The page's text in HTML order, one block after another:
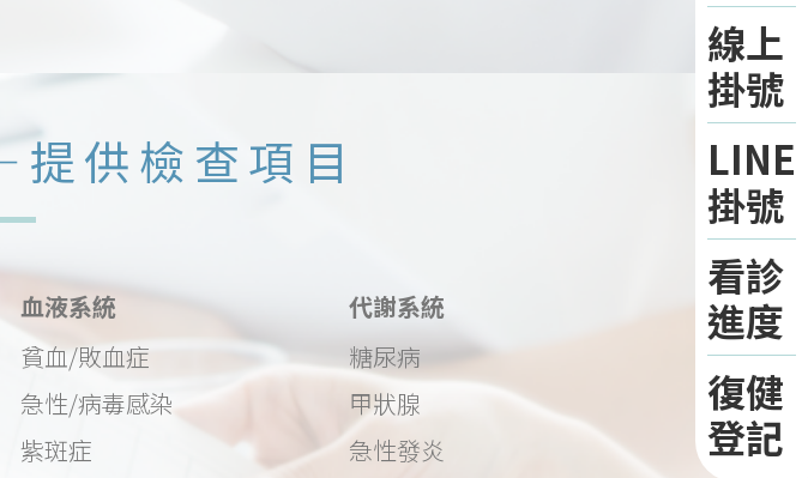
供檢查項目
血液系統
貧血/敗血症
急性/病毒感染
紫斑症
代謝系統
糖尿病
甲狀腺
急性發炎
線上
掛號
LINE
掛號
看診
進度
復健
登記